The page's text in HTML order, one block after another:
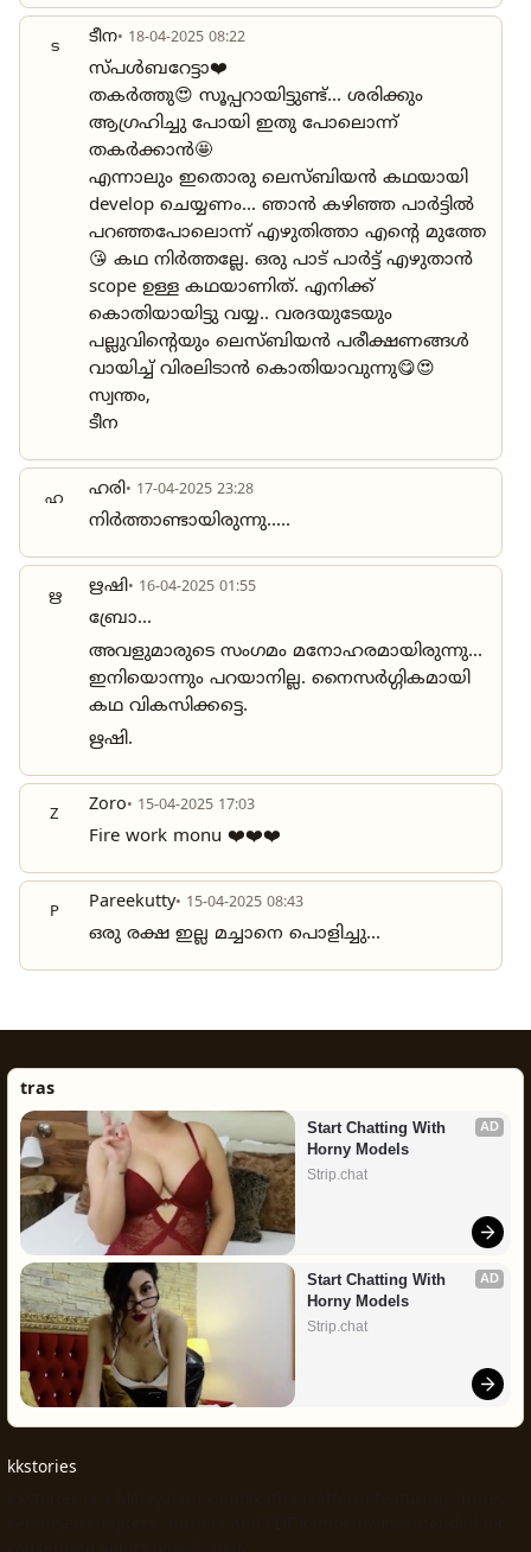
ട ടീന• 18-04-2025 08:22
സ്പൾബറേട്ടാ❤️
തകർത്തു😍 സൂപ്പറായിട്ടുണ്ട്... ശരിക്കും
ആഗ്രഹിച്ചു പോയി ഇതു പോലൊന്ന്
തകർക്കാൻ🤩
എന്നാലും ഇതൊരു ലെസ്ബിയൻ കഥയായി
develop ചെയ്യണം... ഞാൻ കഴിഞ്ഞ പാർട്ടിൽ
പറഞ്ഞപോലൊന്ന് എഴുതിത്താ എൻ്റെ മുത്തേ
😘 കഥ നിർത്തല്ലേ. ഒരു പാട് പാർട്ട് എഴുതാൻ
scope ഉള്ള കഥയാണിത്. എനിക്ക്
കൊതിയായിട്ടു വയ്യ.. വരദയുടേയും
പല്ലുവിൻ്റെയും ലെസ്ബിയൻ പരീക്ഷണങ്ങൾ
വായിച്ച് വിരലിടാൻ കൊതിയാവുന്നു😋😍
സ്വന്തം,
ടീന
ഹ ഹരി• 17-04-2025 23:28
നിർത്താണ്ടായിരുന്നു.....
ഋ ഋഷി• 16-04-2025 01:55
ബ്രോ...
അവളുമാരുടെ സംഗമം മനോഹരമായിരുന്നു...
ഇനിയൊന്നും പറയാനില്ല. നൈസർഗ്ഗികമായി
കഥ വികസിക്കട്ടെ.
ഋഷി.
Z Zoro• 15-04-2025 17:03
Fire work monu ❤️❤️❤️
P Pareekutty• 15-04-2025 08:43
ഒരു രക്ഷ ഇല്ല മച്ചാനെ പൊളിച്ചു...
tras
AD
Start Chatting With
Horny Models
Strip.chat
AD
Start Chatting With
Horny Models
Strip.chat
kkstories